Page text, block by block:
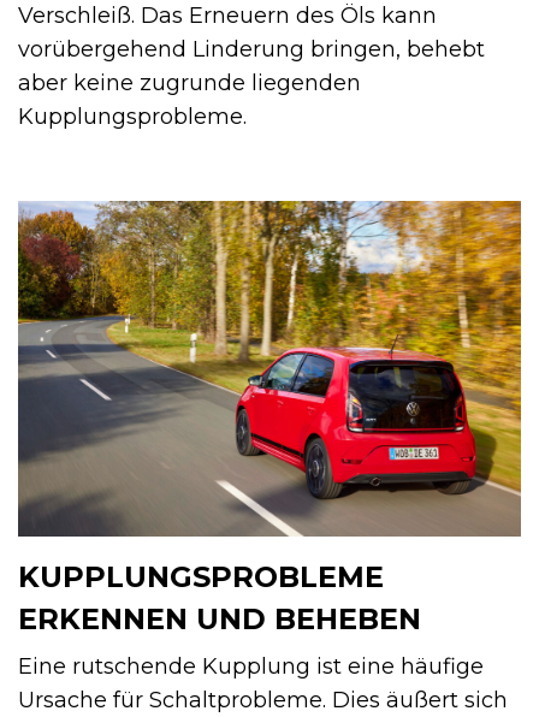
Verschleiß. Das Erneuern des Öls kann
vorübergehend Linderung bringen, behebt
aber keine zugrunde liegenden
Kupplungsprobleme.
KUPPLUNGSPROBLEME
ERKENNEN UND BEHEBEN
Eine rutschende Kupplung ist eine häufige
Ursache für Schaltprobleme. Dies äußert sich